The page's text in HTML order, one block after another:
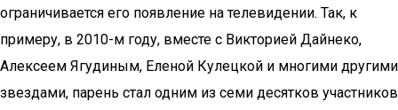
ограничивается его появление на телевидении. Так, к
примеру, в 2010-м году, вместе с Викторией Дайнеко,
Алексеем Ягудиным, Еленой Кулецкой и многими другими
звездами, парень стал одним из семи десятков участников